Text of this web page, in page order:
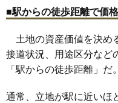
25 中央東
27 羽入東
30 板垣新田
■駅からの徒歩距離で価
土地の資産価値を決め
接道状況、用途区分など
「駅からの徒歩距離」だ。
通常、立地が駅に近いほ